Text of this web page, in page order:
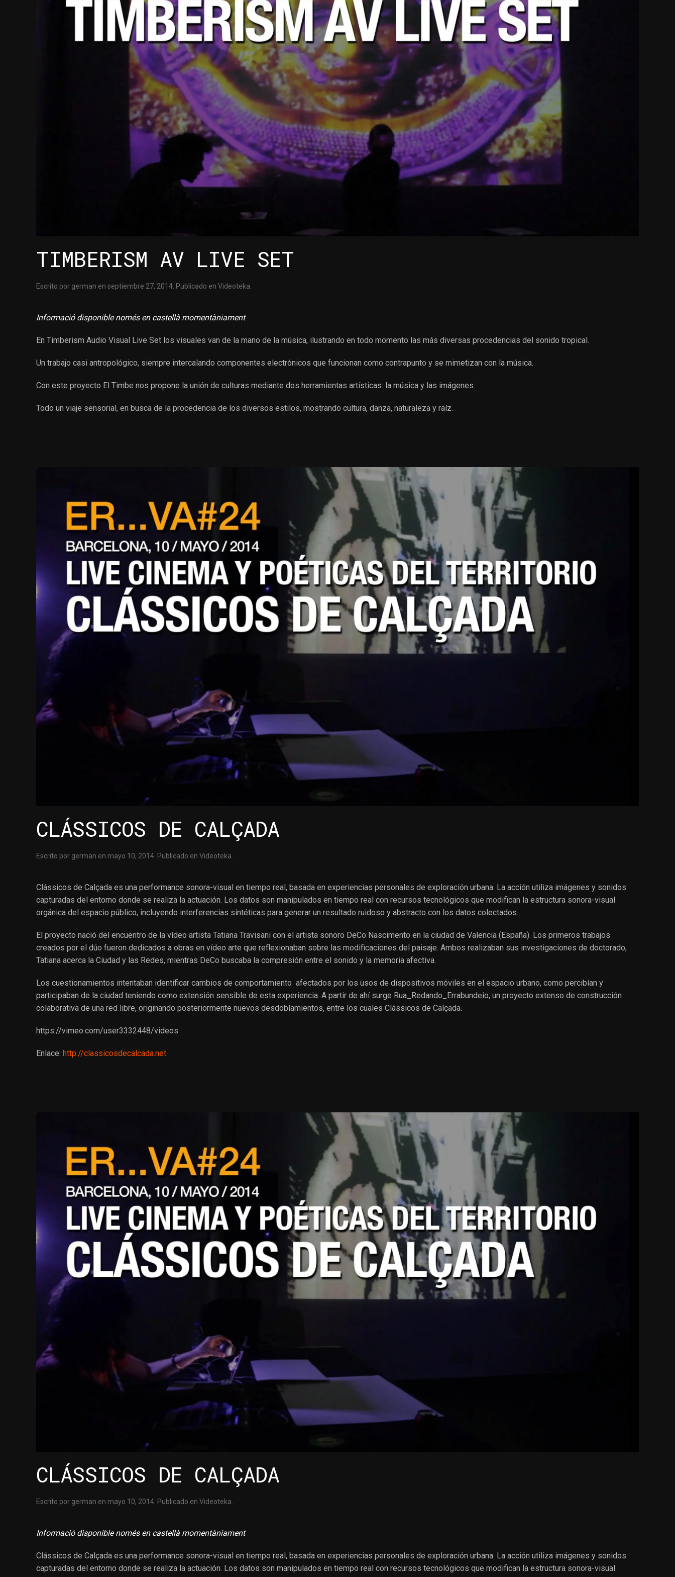
TIMBERISM AV LIVE SET
Escrito por german en septiembre 27, 2014 . Publicado en Videoteka
Informació disponible només en castellà momentàniament
En Timberism Audio Visual Live Set los visuales van de la mano de la música, ilustrando en todo momento las más diversas procedencias del sonido tropical.
Un trabajo casi antropológico, siempre intercalando componentes electrónicos que funcionan como contrapunto y se mimetizan con la música.
Con este proyecto El Timbe nos propone la unión de culturas mediante dos herramientas artísticas: la música y las imágenes.
Todo un viaje sensorial, en busca de la procedencia de los diversos estilos, mostrando cultura, danza, naturaleza y raíz.
CLÁSSICOS DE CALÇADA
Escrito por german en mayo 10, 2014. Publicado en Videoteka.
Clássicos de Calçada es una performance sonora-visual en tiempo real, basada en experiencias personales de exploración urbana. La acción utiliza imágenes y sonidos
capturadas del entorno donde se realiza la actuación. Los datos son manipulados en tiempo real con recursos tecnológicos que modifican la estructura sonora-visual
orgánica del espacio público, incluyendo interferencias sintéticas para generar un resultado ruidoso y abstracto con los datos colectados.
El proyecto nació del encuentro de la vídeo artista Tatiana Travisani con el artista sonoro DeCo Nascimento en la ciudad de Valencia (España). Los primeros trabajos
creados por el dúo fueron dedicados a obras en vídeo arte que reflexionaban sobre las modificaciones del paisaje. Ambos realizaban sus investigaciones de doctorado,
Tatiana acerca la Ciudad y las Redes, mientras DeCo buscaba la compresión entre el sonido y la memoria afectiva.
Los cuestionamientos intentaban identificar cambios de comportamiento afectados por los usos de dispositivos móviles en el espacio urbano, como percibían y
participaban de la ciudad teniendo como extensión sensible de esta experiencia. A partir de ahí surge Rua_Redando_Errabundeio, un proyecto extenso de construcción
colaborativa de una red libre, originando posteriormente nuevos desdoblamientos, entre los cuales Clássicos de Calçada.
https://vimeo.com/user3332448/videos
Enlace: http://classicosdecalcada.net
CLÁSSICOS DE CALÇADA
Escrito por german en mayo 10, 2014 . Publicado en Videoteka
Informació disponible només en castellà momentàniament
Clássicos de Calçada es una performance sonora-visual en tiempo real, basada en experiencias personales de exploración urbana. La acción utiliza imágenes y sonidos
capturadas del entorno donde se realiza la actuación. Los datos son manipulados en tiempo real con recursos tecnológicos que modifican la estructura sonora-visual